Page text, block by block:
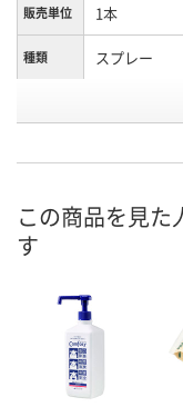
販売単位 1本
種類 スプレー
カ
この商品を見た
す